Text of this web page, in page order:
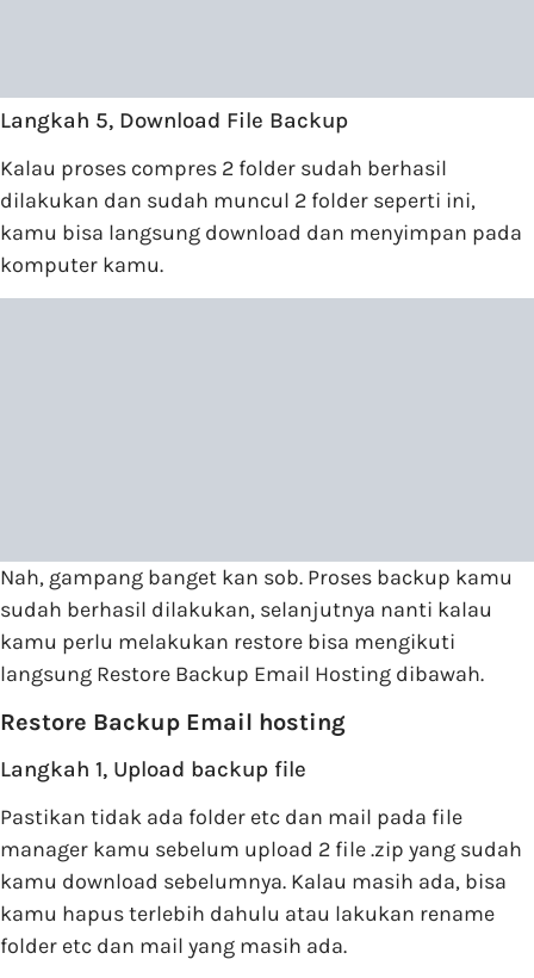
Langkah 5, Download File Backup
Kalau proses compres 2 folder sudah berhasil
dilakukan dan sudah muncul 2 folder seperti ini,
kamu bisa langsung download dan menyimpan pada
komputer kamu.
Nah, gampang banget kan sob. Proses backup kamu
sudah berhasil dilakukan, selanjutnya nanti kalau
kamu perlu melakukan restore bisa mengikuti
langsung Restore Backup Email Hosting dibawah.
Restore Backup Email hosting
Langkah 1, Upload backup file
Pastikan tidak ada folder etc dan mail pada file
manager kamu sebelum upload 2 file .zip yang sudah
kamu download sebelumnya. Kalau masih ada, bisa
kamu hapus terlebih dahulu atau lakukan rename
folder etc dan mail yang masih ada.